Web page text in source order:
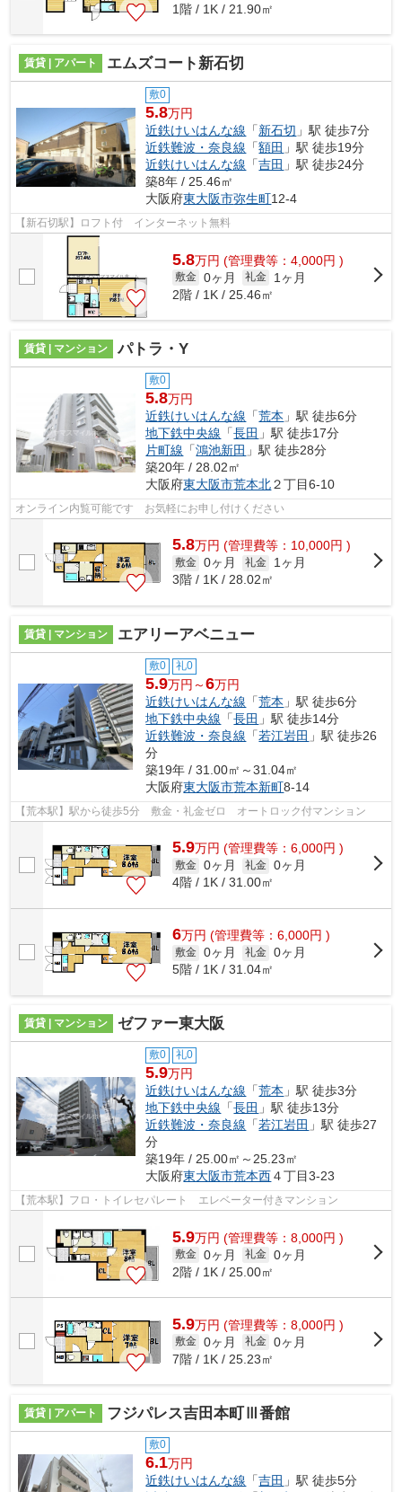
1階 / 1K / 21.90㎡
賃貸 | アパート エムズコート新石切
敷0
5.8万円
近鉄けいはんな線 「新石切 」駅 徒歩7分
近鉄難波・奈良線 「額田 」駅 徒歩19分
近鉄けいはんな線 「吉田 」駅 徒歩24分
築8年 / 25.46㎡
大阪府東大阪市弥生町12-4
【新石切駅】ロフト付 インターネット無料
5.8万円 (管理費等：4,000円 )
敷金 0ヶ月 礼金
1ヶ月
2階 / 1K / 25.46㎡
賃貸 | マンション パトラ・Y
敷0
5.8万円
近鉄けいはんな線 「荒本 」駅 徒歩6分
地下鉄中央線 「長田 」駅 徒歩17分
片町線 「鴻池新田 」駅 徒歩28分
築20年 / 28.02㎡
大阪府東大阪市荒本北２丁目6-10
オンライン内覧可能です お気軽にお申し付けください
5.8万円 (管理費等：10,000円 )
敷金 0ヶ月 礼金
1ヶ月
3階 / 1K / 28.02㎡
賃貸 | マンション エアリーアベニュー
敷0 礼0
5.9万円～6万円
近鉄けいはんな線 「荒本 」駅 徒歩6分
地下鉄中央線 「長田 」駅 徒歩14分
近鉄難波・奈良線 「若江岩田 」駅 徒歩26
分
築19年 / 31.00㎡～31.04㎡
大阪府東大阪市荒本新町8-14
【荒本駅】駅から徒歩5分 敷金・礼金ゼロ オートロック付マンション
5.9万円 (管理費等：6,000円 )
敷金 0ヶ月 礼金 0ヶ月
4階 / 1K / 31.00㎡
6万円 (管理費等：6,000円 )
敷金 0ヶ月 礼金 0ヶ月
5階 / 1K / 31.04㎡
賃貸 | マンション ゼファー東大阪
敷0 礼0
5.9万円
近鉄けいはんな線 「荒本 」駅 徒歩3分
地下鉄中央線 「長田 」駅 徒歩13分
近鉄難波・奈良線 「若江岩田 」駅 徒歩27
分
築19年 / 25.00㎡～25.23㎡
大阪府東大阪市荒本西４丁目3-23
【荒本駅】フロ・トイレセパレート エレベーター付きマンション
5.9万円 (管理費等：8,000円 )
敷金 0ヶ月 礼金 0ヶ月
2階 / 1K / 25.00㎡
5.9万円 (管理費等：8,000円 )
敷金 0ヶ月 礼金 0ヶ月
7階 / 1K / 25.23㎡
賃貸 | アパート フジパレス吉田本町Ⅲ番館
敷0
6.1万円
近鉄けいはんな線 「吉田 」駅 徒歩5分